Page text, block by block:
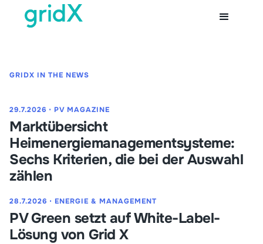
GRIDX IN THE NEWS
29.7.2026 ⋅ PV MAGAZINE
Marktübersicht
Heimenergiemanagementsysteme:
Sechs Kriterien, die bei der Auswahl
zählen
28.7.2026 ⋅ ENERGIE & MANAGEMENT
PV Green setzt auf White-Label-
Lösung von Grid X